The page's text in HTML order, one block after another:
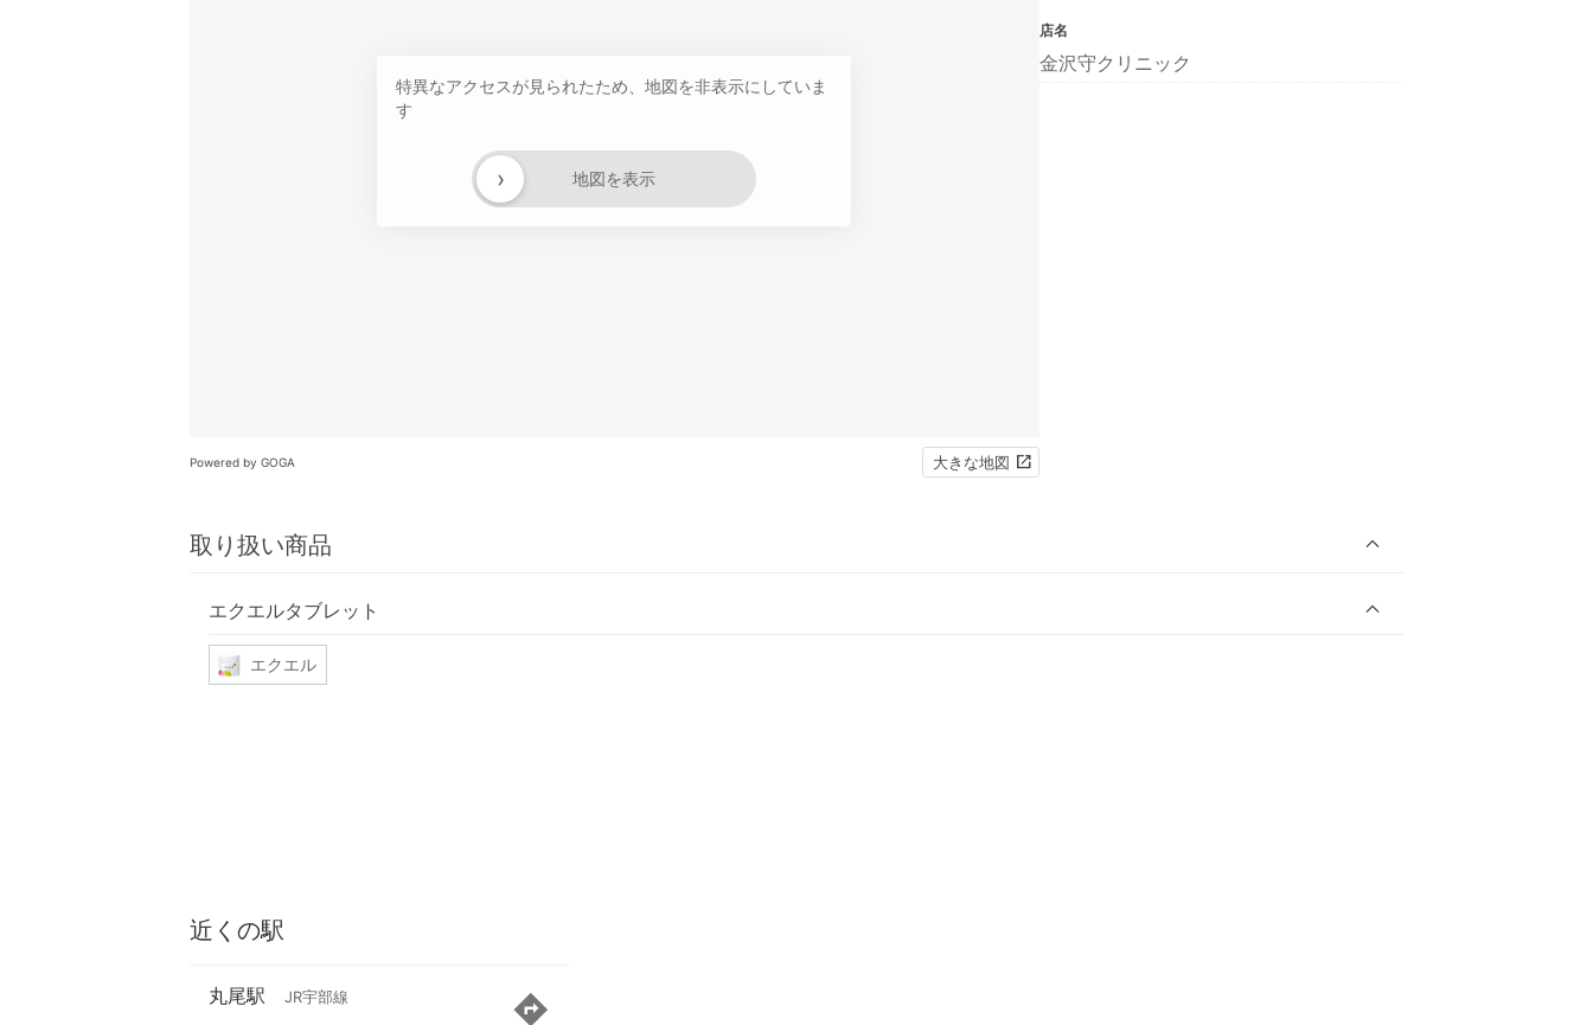
特異なアクセスが見られたため、地図を非表示にしていま
す
地図を表示
›
Powered by GOGA 大きな地図
取り扱い商品
エクエルタブレット
エクエル
店名
金沢守クリニック
近くの駅
丸尾駅 JR宇部線